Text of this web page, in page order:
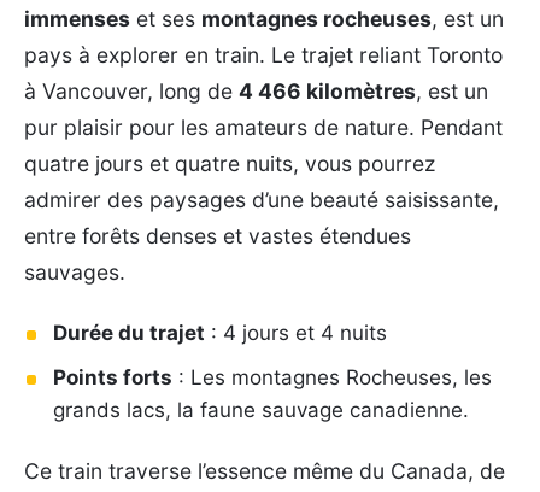
immenses et ses montagnes rocheuses, est un
pays à explorer en train. Le trajet reliant Toronto
à Vancouver, long de 4 466 kilomètres, est un
pur plaisir pour les amateurs de nature. Pendant
quatre jours et quatre nuits, vous pourrez
admirer des paysages d’une beauté saisissante,
entre forêts denses et vastes étendues
sauvages.
Durée du trajet : 4 jours et 4 nuits
Points forts : Les montagnes Rocheuses, les
grands lacs, la faune sauvage canadienne.
Ce train traverse l’essence même du Canada, de